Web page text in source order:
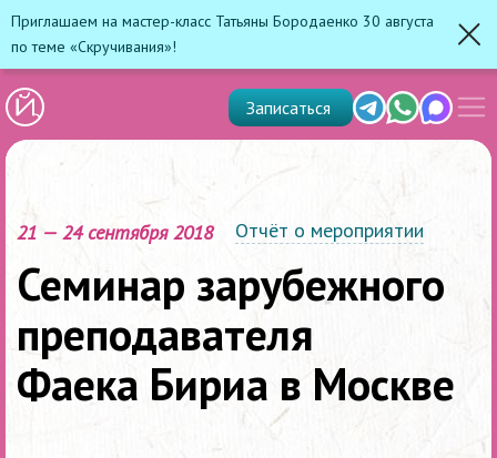
Приглашаем на мастер-класс Татьяны Бородаенко 30 августа
по теме «Скручивания»!
TelegramWhats'app
Max
Записаться
меню
21 — 24 сентября 2018 Отчёт о мероприятии
Семинар зарубежного
преподавателя
Фаека Бириа в Москве